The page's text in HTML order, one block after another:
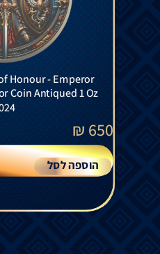
Honour - Emperor
Coin Antiqued 1 Oz
650
₪
הוספה לסל